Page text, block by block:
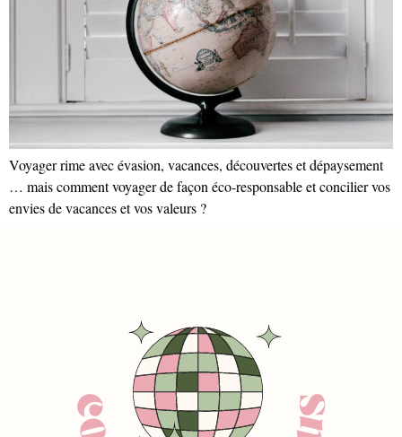
Voyager rime avec évasion, vacances, découvertes et dépaysement
… mais comment voyager de façon éco-responsable et concilier vos
envies de vacances et vos valeurs ?